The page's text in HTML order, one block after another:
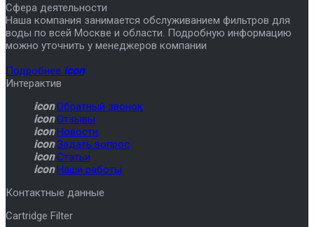
Сфера деятельности
Наша компания занимается обслуживанием фильтров для
воды по всей Москве и области. Подробную информацию
можно уточнить у менеджеров компании
Подробнее icon
Интерактив
icon Обратный звонок
icon Отзывы
icon Новости
icon Задать вопрос
icon Статьи
icon Наши работы
Контактные данные
Cartridge Filter